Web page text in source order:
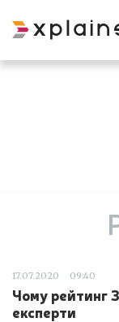
17.07.2020 09:40
Чому рейтинг
експерти